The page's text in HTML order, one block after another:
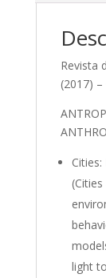
Revista
(2017) –
light